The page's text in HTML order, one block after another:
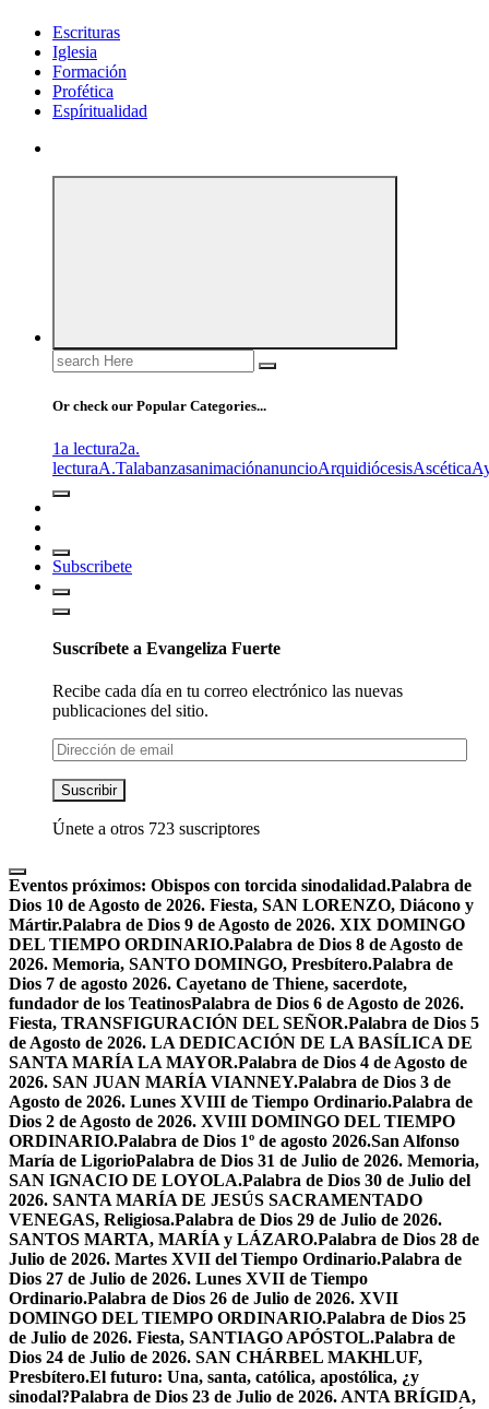
Escrituras
Iglesia
Formación
Profética
Espíritualidad
Search
for:
Or check our Popular Categories...
1a lectura2a.
lecturaA.TalabanzasanimaciónanuncioArquidiócesisAscética
Subscribete
Suscríbete a Evangeliza Fuerte
Recibe cada día en tu correo electrónico las nuevas
publicaciones del sitio.
Dirección
de
email
Suscribir
Únete a otros 723 suscriptores
Eventos próximos: Obispos con torcida sinodalidad.Palabra de
Dios 10 de Agosto de 2026. Fiesta, SAN LORENZO, Diácono y
Mártir.Palabra de Dios 9 de Agosto de 2026. XIX DOMINGO
DEL TIEMPO ORDINARIO.Palabra de Dios 8 de Agosto de
2026. Memoria, SANTO DOMINGO, Presbítero.Palabra de
Dios 7 de agosto 2026. Cayetano de Thiene, sacerdote,
fundador de los TeatinosPalabra de Dios 6 de Agosto de 2026.
Fiesta, TRANSFIGURACIÓN DEL SEÑOR.Palabra de Dios 5
de Agosto de 2026. LA DEDICACIÓN DE LA BASÍLICA DE
SANTA MARÍA LA MAYOR.Palabra de Dios 4 de Agosto de
2026. SAN JUAN MARÍA VIANNEY.Palabra de Dios 3 de
Agosto de 2026. Lunes XVIII de Tiempo Ordinario.Palabra de
Dios 2 de Agosto de 2026. XVIII DOMINGO DEL TIEMPO
ORDINARIO.Palabra de Dios 1º de agosto 2026.San Alfonso
María de LigorioPalabra de Dios 31 de Julio de 2026. Memoria,
SAN IGNACIO DE LOYOLA.Palabra de Dios 30 de Julio del
2026. SANTA MARÍA DE JESÚS SACRAMENTADO
VENEGAS, Religiosa.Palabra de Dios 29 de Julio de 2026.
SANTOS MARTA, MARÍA y LÁZARO.Palabra de Dios 28 de
Julio de 2026. Martes XVII del Tiempo Ordinario.Palabra de
Dios 27 de Julio de 2026. Lunes XVII de Tiempo
Ordinario.Palabra de Dios 26 de Julio de 2026. XVII
DOMINGO DEL TIEMPO ORDINARIO.Palabra de Dios 25
de Julio de 2026. Fiesta, SANTIAGO APÓSTOL.Palabra de
Dios 24 de Julio de 2026. SAN CHÁRBEL MAKHLUF,
Presbítero.El futuro: Una, santa, católica, apostólica, ¿y
sinodal?Palabra de Dios 23 de Julio de 2026. ANTA BRÍGIDA,